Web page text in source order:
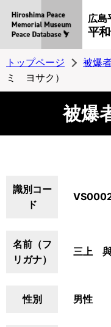
広島
平
トップページ 被爆
ミ ヨサク）
被爆
識別コー
ド
名前（フ
リガナ）
三上 與
性別 男性